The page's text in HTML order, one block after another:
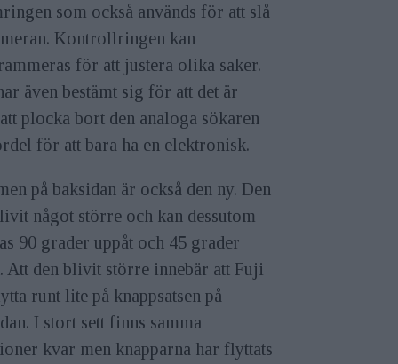
som också används för att slå
Kontrollringen kan
för att justera olika saker.
även bestämt sig för att det är
plocka bort den analoga sökaren
för att bara ha en elektronisk.
på baksidan är också den ny. Den
något större och kan dessutom
90 grader uppåt och 45 grader
Att den blivit större innebär att Fuji
runt lite på knappsatsen på
I stort sett finns samma
kvar men knapparna har flyttats